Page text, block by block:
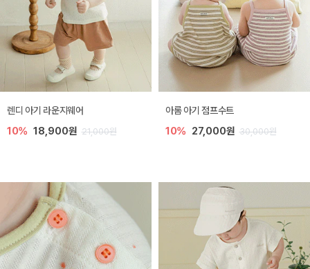
렌디 아기 라운지웨어
10% 18,900원 21,000원
아롬 아기 점프수트
10% 27,000원 30,000원